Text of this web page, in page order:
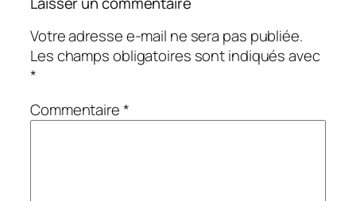
Votre adresse e-mail ne sera pas publiée.
Les champs obligatoires sont indiqués avec
*
Commentaire*